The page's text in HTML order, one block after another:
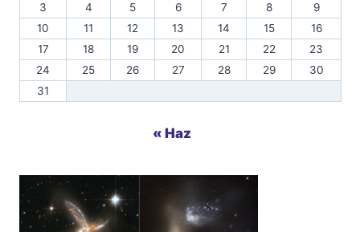
3
4 5 6 7 8
9
10
11 12 13 14 15
16
17
18 19 20 21 22
23
24
25 26 27 28 29
30
31
« Haz